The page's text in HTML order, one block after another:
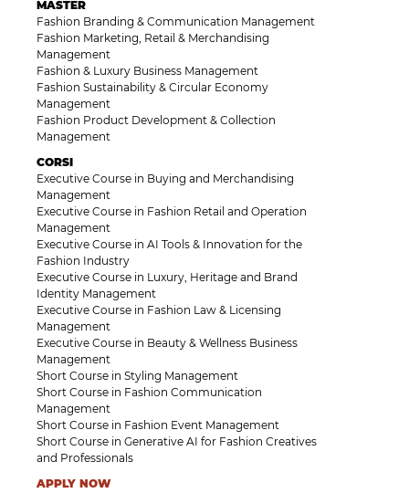
MASTER
Fashion Branding & Communication Management
Fashion Marketing, Retail & Merchandising
Management
Fashion & Luxury Business Management
Fashion Sustainability & Circular Economy
Management
Fashion Product Development & Collection
Management
CORSI
Executive Course in Buying and Merchandising
Management
Executive Course in Fashion Retail and Operation
Management
Executive Course in AI Tools & Innovation for the
Fashion Industry
Executive Course in Luxury, Heritage and Brand
Identity Management
Executive Course in Fashion Law & Licensing
Management
Executive Course in Beauty & Wellness Business
Management
Short Course in Styling Management
Short Course in Fashion Communication
Management
Short Course in Fashion Event Management
Short Course in Generative AI for Fashion Creatives
and Professionals
APPLY NOW